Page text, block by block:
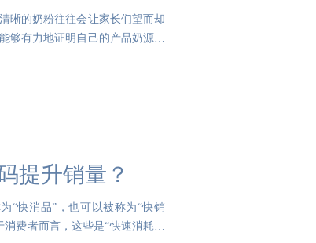
晰的奶粉往往会让家长们望而却
够有力地证明自己的产品奶源是
提升销量？
“快消品”，也可以被称为“快销
费者而言，这些是“快速消耗的